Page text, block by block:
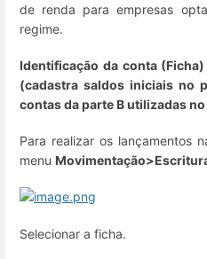
de renda para empresas
regime.
Identificação da conta
(cadastra saldos iniciais no
contas da parte B utilizadas
Para realizar os lançamentos
menu Movimentação>
Selecionar a ficha.